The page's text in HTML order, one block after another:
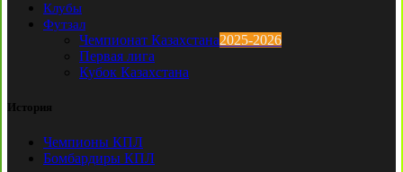
Клубы
Футзал
Чемпионат Казахстана2025-2026
Первая лига
Кубок Казахстана
История
Чемпионы КПЛ
Бомбардиры КПЛ